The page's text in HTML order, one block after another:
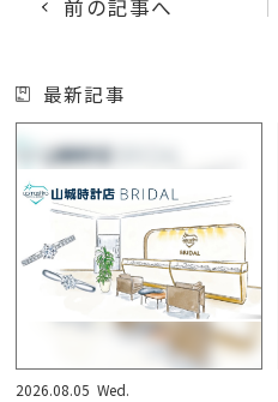
前の記事へ
最新記事
2026.08.05 Wed.